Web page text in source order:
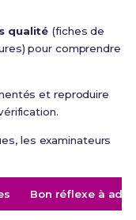
qualité (fiches de
pour comprendre
et reproduire
les examinateurs
Bon réflexe à